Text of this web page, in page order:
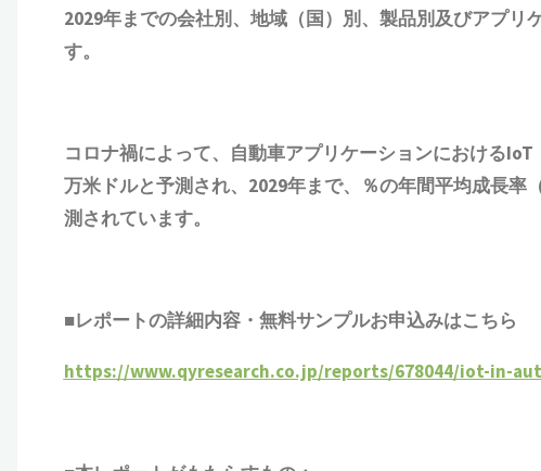
2029年までの会社別、地域（国）別、製品別及びアプ
す。
コロナ禍によって、自動車アプリケーションにおける
万米ドルと予測され、2029年まで、％の年間平均成長率
測されています。
■レポートの詳細内容・ 無料サンプルお申込みはこちら
https://www.qyresearch.co.jp/reports/678044/iot-in-